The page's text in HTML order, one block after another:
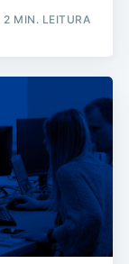
2 MIN. LEITURA